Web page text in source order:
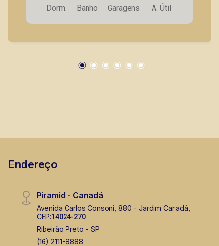
como objetivo atender seus clientes com
agilidade e segurança, em locação, vendas de
principais lançamentos da cidade de Ribeirão
Dorm.
Banho
Garagens
A. Útil
Endereço
Piramid - Canadá
Avenida Carlos Consoni, 880 - Jardim Canadá,
CEP:14024-270
Ribeirão Preto - SP
(16) 2111-8888